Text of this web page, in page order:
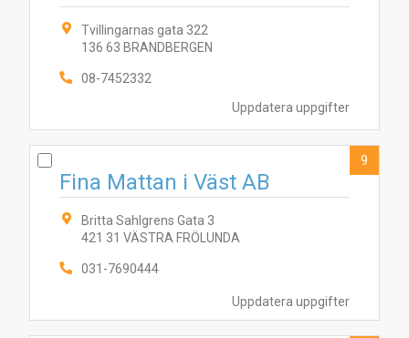
Uppdatera uppgifter
Tvillingarnas gata 322
136 63 BRANDBERGEN
08-7452332
Uppdatera uppgifter
Fina Mattan i Väst AB
Britta Sahlgrens Gata 3
421 31 VÄSTRA FRÖLUNDA
031-7690444
9